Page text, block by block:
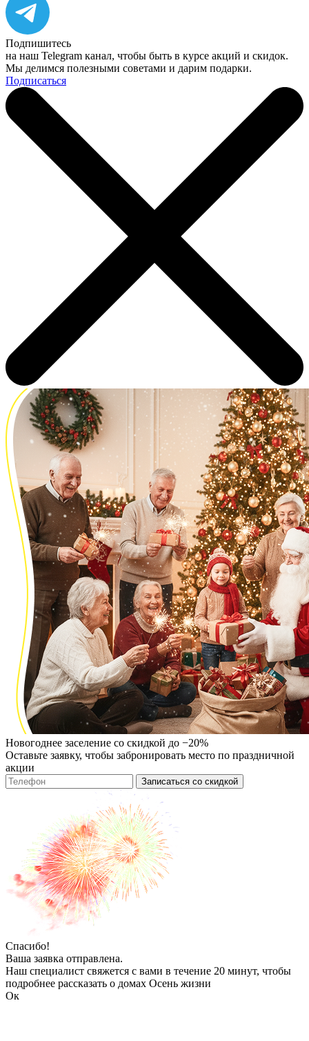
Подпишитесь
на наш Telegram канал, чтобы быть в курсе акций и скидок.
Мы делимся полезными советами и дарим подарки.
Подписаться
Новогоднее заселение со скидкой до −20%
Оставьте заявку, чтобы забронировать место по праздничной
акции
Записаться со скидкой
Спасибо!
Ваша заявка отправлена.
Наш специалист свяжется с вами в течение 20 минут, чтобы
подробнее рассказать о домах Осень жизни
Ок